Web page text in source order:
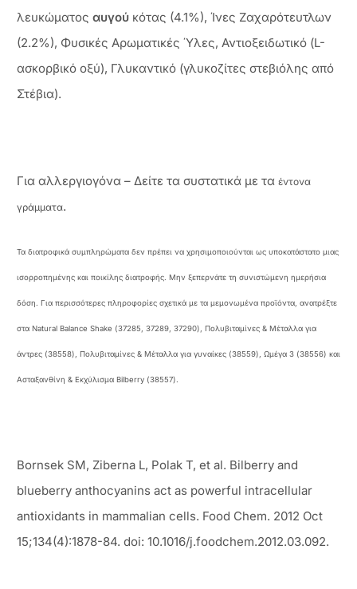
λευκώματος αυγού κότας (4.1%), Ίνες Ζαχαρότευτλων
(2.2%), Φυσικές Αρωματικές Ύλες, Αντιοξειδωτικό (L-
ασκορβικό οξύ), Γλυκαντικό (γλυκοζίτες στεβιόλης από
Στέβια).
Για αλλεργιογόνα – Δείτε τα συστατικά με τα έντονα
γράμματα.
Τα διατροφικά συμπληρώματα δεν πρέπει να χρησιμοποιούνται ως υποκατάστατο μιας
ισορροπημένης και ποικίλης διατροφής. Μην ξεπερνάτε τη συνιστώμενη ημερήσια
δόση. Για περισσότερες πληροφορίες σχετικά με τα μεμονωμένα προϊόντα, ανατρέξτε
στα Natural Balance Shake (37285, 37289, 37290), Πολυβιταμίνες & Μέταλλα για
άντρες (38558), Πολυβιταμίνες & Μέταλλα για γυναίκες (38559), Ωμέγα 3 (38556) και
Ασταξανθίνη & Εκχύλισμα Bilberry (38557).
Bornsek SM, Ziberna L, Polak T, et al. Bilberry and
blueberry anthocyanins act as powerful intracellular
antioxidants in mammalian cells. Food Chem. 2012 Oct
15;134(4):1878-84. doi: 10.1016/j.foodchem.2012.03.092.